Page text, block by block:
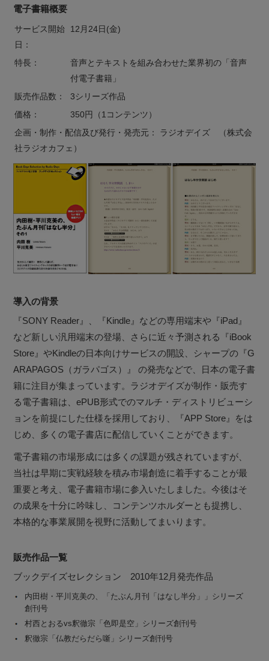
電子書籍概要
サービス開始
日：
12月24日(金)
特長：
音声とテキストを組み合わせた業界初の「音声
付電子書籍」
販売作品数：
3シリーズ作品
価格：
350円（1コンテンツ）
企画・制作・配信及び発行・発売元： ラジオデイズ （株式会
社ラジオカフェ）
導入の背景
『SONY Reader』、『Kindle』などの専用端末や『iPad』
など新しい汎用端末の登場、さらに近々予測される『iBook
Store』やKindleの日本向けサービスの開設、シャープの『G
ARAPAGOS（ガラパゴス）』 の発売などで、日本の電子書
籍に注目が集まっています。ラジオデイズが制作・販売す
る電子書籍は、ePUB形式でのマルチ・ディストリビューシ
ョンを前提にした仕様を採用しており、『APP Store』をは
じめ、多くの電子書店に配信していくことができます。
電子書籍の市場形成には多くの課題が残されていますが、
当社は早期に実戦経験を積み市場創造に着手することが最
重要と考え、電子書籍市場に参入いたしました。今後はそ
の成果を十分に吟味し、コンテンツホルダーとも提携し、
本格的な事業展開を視野に活動してまいります。
販売作品一覧
ブックデイズセレクション 2010年12月発売作品
内田樹・平川克美の、「たぶん月刊「はなし半分」」シリーズ
創刊号
村西とおるvs釈徹宗「色即是空」シリーズ創刊号
釈徹宗「仏教だらだら噺」シリーズ創刊号